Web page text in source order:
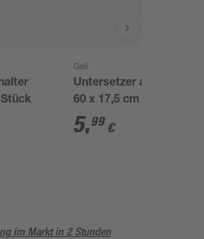
Stück
Geli
Untersetzer anthrazit
60 x 17,5 cm
5,99 €
im Markt in 2 Stunden